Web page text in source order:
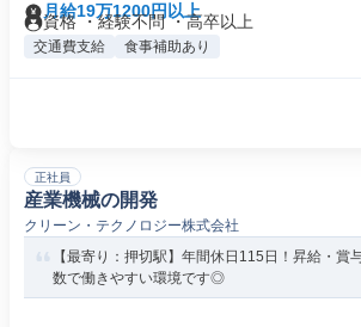
月給19万1200円以上
資格 ・経験不問 ・高卒以上
交通費支給 食事補助あり
正社員
産業機械の開発
クリーン・テクノロジー株式会社
【最寄り：押切駅】年間休日115日！昇給・賞
数で働きやすい環境です◎